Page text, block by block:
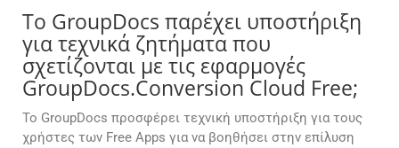
Το GroupDocs παρέχει υποστήριξη
για τεχνικά ζητήματα που
σχετίζονται με τις εφαρμογές
GroupDocs.Conversion Cloud Free;
Το GroupDocs προσφέρει τεχνική υποστήριξη για τους
χρήστες των Free Apps για να βοηθήσει στην επίλυση